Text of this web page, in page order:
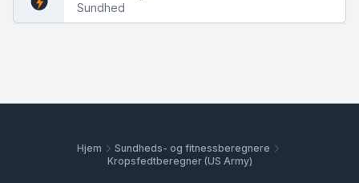
Sundhed
Hjem
Sundheds- og fitnessberegnere
Kropsfedtberegner (US Army)